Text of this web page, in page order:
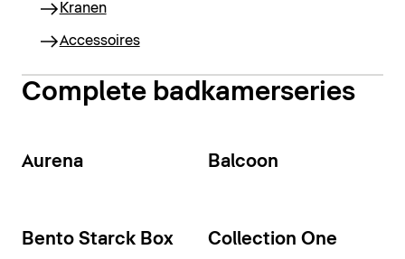
Kranen
Accessoires
Complete badkamerseries
Aurena Balcoon
Bento Starck Box Collection One